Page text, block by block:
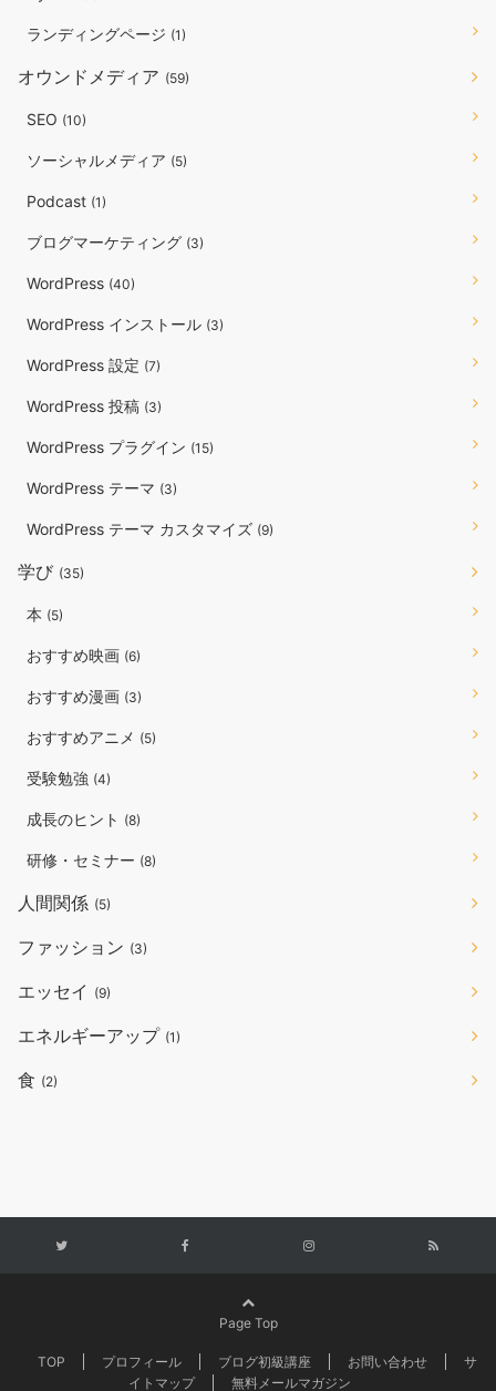
ランディングページ (1)
オウンドメディア (59)
SEO (10)
ソーシャルメディア (5)
Podcast (1)
ブログマーケティング (3)
WordPress (40)
WordPress インストール (3)
WordPress 設定 (7)
WordPress 投稿 (3)
WordPress プラグイン (15)
WordPress テーマ (3)
WordPress テーマ カスタマイズ (9)
学び (35)
本 (5)
おすすめ映画 (6)
おすすめ漫画 (3)
おすすめアニメ (5)
受験勉強 (4)
成長のヒント (8)
研修・セミナー (8)
人間関係 (5)
ファッション (3)
エッセイ (9)
エネルギーアップ (1)
食 (2)
Page Top
TOP プロフィール ブログ初級講座 お問い合わせ
サ
イトマップ
無料メールマガジン